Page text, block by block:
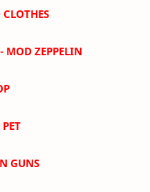
ZEPPELIN
GUNS